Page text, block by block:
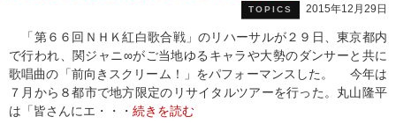
TOPICS 2015年12月29日
「第６６回ＮＨＫ紅白歌合戦」のリハーサルが２９日、東京都内
で行われ、関ジャニ∞がご当地ゆるキャラや大勢のダンサーと共に
歌唱曲の「前向きスクリーム！」をパフォーマンスした。 今年は
７月から８都市で地方限定のリサイタルツアーを行った。丸山隆平
は「皆さんにエ・・・ 続きを読む